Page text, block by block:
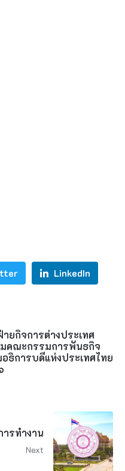
LinkedIn
ยกิจการต่างประเทศ
คณะกรรมการพันธกิจ
ธิการบดีแห่งประเทศไทย
รทำงาน
Next